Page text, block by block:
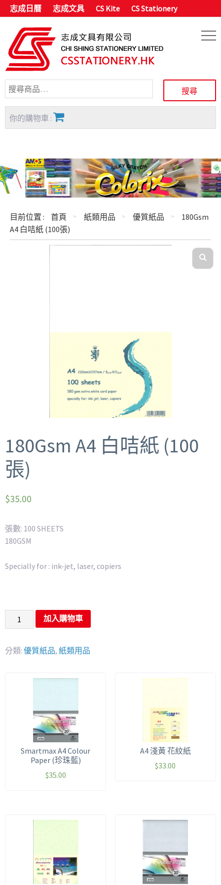
志成日曆 志成文具 CS Kite CS Stationery
你的購物車 :
目前位置 : 首頁 紙類用品 優質紙品
180Gsm
A4 白咭紙 (100張)
180Gsm A4 白咭紙 (100
張)
$35.00
張數: 100 SHEETS
180GSM
Specially for : ink-jet, laser, copiers
加入購物車
分類: 優質紙品, 紙類用品
Smartmax A4 Colour
Paper (珍珠藍)
$35.00
A4 淺黃 花紋紙
$33.00